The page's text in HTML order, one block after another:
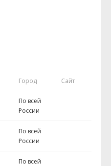
Город Сайт
По всей
России
По всей
России
По всей